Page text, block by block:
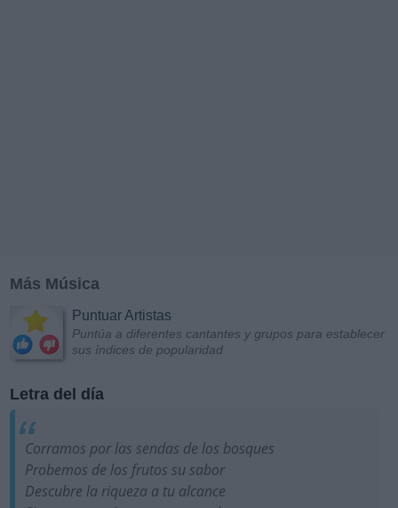
Más Música
Puntuar Artistas
Puntúa a diferentes cantantes y grupos para establecer
sus índices de popularidad
Letra del día
Corramos por las sendas de los bosques
Probemos de los frutos su sabor
Descubre la riqueza a tu alcance